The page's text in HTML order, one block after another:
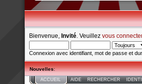
Bienvenue, Invité . Veuillez vous
Connexion avec identifiant, mot de passe et
Nouvelles:
ACCUEIL AIDE RECHERCHER